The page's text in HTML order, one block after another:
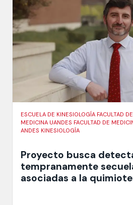
ESCUELA DE KINESIOLOGÍA FACULTAD
MEDICINA UANDES FACULTAD DE
ANDES KINESIOLOGÍA
Proyecto busca
tempranamente
asociadas a la